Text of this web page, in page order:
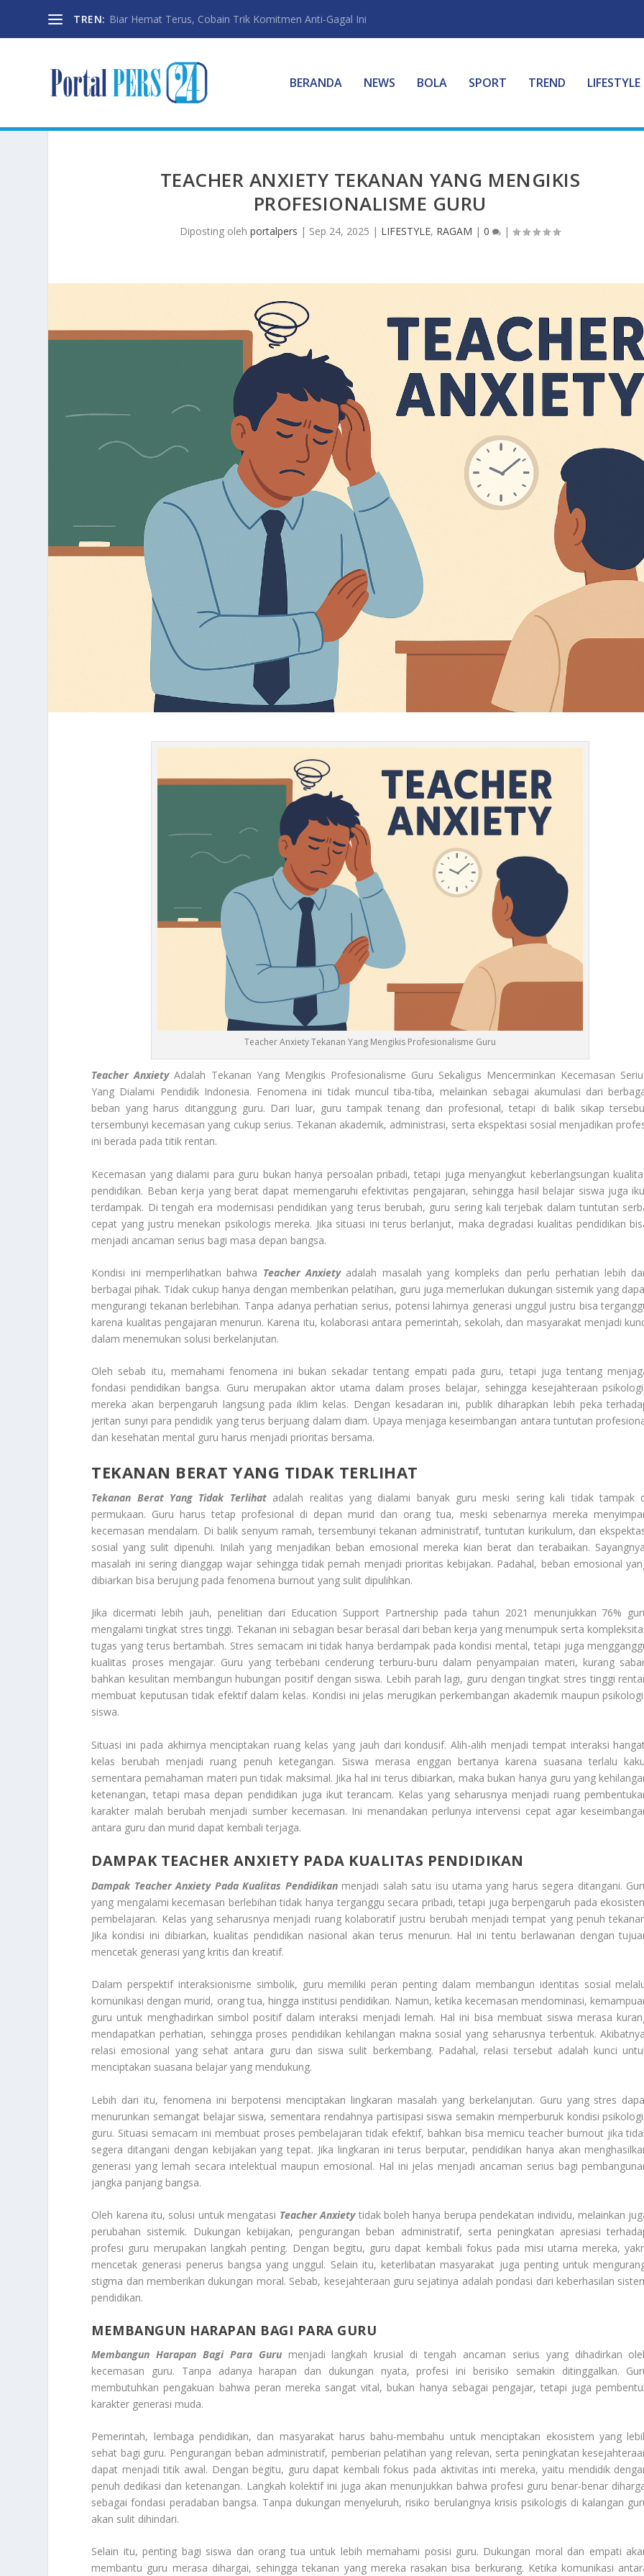
TREN: Biar Hemat Terus, Cobain Trik Komitmen Anti-Gagal Ini
BERANDA NEWS BOLA SPORT TREND LIFESTYLE
TEACHER ANXIETY TEKANAN YANG MENGIKIS
PROFESIONALISME GURU
Diposting olehportalpers | Sep 24, 2025 | LIFESTYLE, RAGAM |0 |
Teacher Anxiety Tekanan Yang Mengikis Profesionalisme Guru
Teacher Anxiety Adalah Tekanan Yang Mengikis Profesionalisme Guru Sekaligus Mencerminkan Kecemasan
Yang Dialami Pendidik Indonesia. Fenomena ini tidak muncul tiba-tiba, melainkan sebagai akumulasi dari
beban yang harus ditanggung guru. Dari luar, guru tampak tenang dan profesional, tetapi di balik sikap
tersembunyi kecemasan yang cukup serius. Tekanan akademik, administrasi, serta ekspektasi sosial menjadikan
ini berada pada titik rentan.
Kecemasan yang dialami para guru bukan hanya persoalan pribadi, tetapi juga menyangkut keberlangsungan
pendidikan. Beban kerja yang berat dapat memengaruhi efektivitas pengajaran, sehingga hasil belajar siswa juga
terdampak. Di tengah era modernisasi pendidikan yang terus berubah, guru sering kali terjebak dalam tuntutan
cepat yang justru menekan psikologis mereka. Jika situasi ini terus berlanjut, maka degradasi kualitas pendidikan
menjadi ancaman serius bagi masa depan bangsa.
Kondisi ini memperlihatkan bahwa Teacher Anxietyadalah masalah yang kompleks dan perlu perhatian lebih
berbagai pihak. Tidak cukup hanya dengan memberikan pelatihan, guru juga memerlukan dukungan sistemik yang
mengurangi tekanan berlebihan. Tanpa adanya perhatian serius, potensi lahirnya generasi unggul justru bisa
karena kualitas pengajaran menurun. Karena itu, kolaborasi antara pemerintah, sekolah, dan masyarakat menjadi
dalam menemukan solusi berkelanjutan.
Oleh sebab itu, memahami fenomena ini bukan sekadar tentang empati pada guru, tetapi juga tentang
fondasi pendidikan bangsa. Guru merupakan aktor utama dalam proses belajar, sehingga kesejahteraan
mereka akan berpengaruh langsung pada iklim kelas. Dengan kesadaran ini, publik diharapkan lebih peka
jeritan sunyi para pendidik yang terus berjuang dalam diam. Upaya menjaga keseimbangan antara tuntutan
dan kesehatan mental guru harus menjadi prioritas bersama.
TEKANAN BERAT YANG TIDAK TERLIHAT
Tekanan Berat Yang Tidak Terlihatadalah realitas yang dialami banyak guru meski sering kali tidak tampak
permukaan. Guru harus tetap profesional di depan murid dan orang tua, meski sebenarnya mereka
kecemasan mendalam. Di balik senyum ramah, tersembunyi tekanan administratif, tuntutan kurikulum, dan
sosial yang sulit dipenuhi. Inilah yang menjadikan beban emosional mereka kian berat dan terabaikan.
masalah ini sering dianggap wajar sehingga tidak pernah menjadi prioritas kebijakan. Padahal, beban emosional
dibiarkan bisa berujung pada fenomena burnout yang sulit dipulihkan.
Jika dicermati lebih jauh, penelitian dari Education Support Partnership pada tahun 2021 menunjukkan 76%
mengalami tingkat stres tinggi. Tekanan ini sebagian besar berasal dari beban kerja yang menumpuk serta
tugas yang terus bertambah. Stres semacam ini tidak hanya berdampak pada kondisi mental, tetapi juga
kualitas proses mengajar. Guru yang terbebani cenderung terburu-buru dalam penyampaian materi, kurang
bahkan kesulitan membangun hubungan positif dengan siswa. Lebih parah lagi, guru dengan tingkat stres tinggi
membuat keputusan tidak efektif dalam kelas. Kondisi ini jelas merugikan perkembangan akademik maupun
siswa.
Situasi ini pada akhirnya menciptakan ruang kelas yang jauh dari kondusif. Alih-alih menjadi tempat interaksi
kelas berubah menjadi ruang penuh ketegangan. Siswa merasa enggan bertanya karena suasana terlalu
sementara pemahaman materi pun tidak maksimal. Jika hal ini terus dibiarkan, maka bukan hanya guru yang
ketenangan, tetapi masa depan pendidikan juga ikut terancam. Kelas yang seharusnya menjadi ruang
karakter malah berubah menjadi sumber kecemasan. Ini menandakan perlunya intervensi cepat agar
antara guru dan murid dapat kembali terjaga.
DAMPAK TEACHER ANXIETY PADA KUALITAS PENDIDIKAN
Dampak Teacher Anxiety Pada Kualitas Pendidikanmenjadi salah satu isu utama yang harus segera ditangani.
yang mengalami kecemasan berlebihan tidak hanya terganggu secara pribadi, tetapi juga berpengaruh pada
pembelajaran. Kelas yang seharusnya menjadi ruang kolaboratif justru berubah menjadi tempat yang penuh
Jika kondisi ini dibiarkan, kualitas pendidikan nasional akan terus menurun. Hal ini tentu berlawanan dengan
mencetak generasi yang kritis dan kreatif.
Dalam perspektif interaksionisme simbolik, guru memiliki peran penting dalam membangun identitas sosial
komunikasi dengan murid, orang tua, hingga institusi pendidikan. Namun, ketika kecemasan mendominasi,
guru untuk menghadirkan simbol positif dalam interaksi menjadi lemah. Hal ini bisa membuat siswa merasa
mendapatkan perhatian, sehingga proses pendidikan kehilangan makna sosial yang seharusnya terbentuk.
relasi emosional yang sehat antara guru dan siswa sulit berkembang. Padahal, relasi tersebut adalah kunci
menciptakan suasana belajar yang mendukung.
Lebih dari itu, fenomena ini berpotensi menciptakan lingkaran masalah yang berkelanjutan. Guru yang stres
menurunkan semangat belajar siswa, sementara rendahnya partisipasi siswa semakin memperburuk kondisi
guru. Situasi semacam ini membuat proses pembelajaran tidak efektif, bahkan bisa memicu teacher burnout jika
segera ditangani dengan kebijakan yang tepat. Jika lingkaran ini terus berputar, pendidikan hanya akan
generasi yang lemah secara intelektual maupun emosional. Hal ini jelas menjadi ancaman serius bagi
jangka panjang bangsa.
Oleh karena itu, solusi untuk mengatasi Teacher Anxietytidak boleh hanya berupa pendekatan individu, melainkan
perubahan sistemik. Dukungan kebijakan, pengurangan beban administratif, serta peningkatan apresiasi
profesi guru merupakan langkah penting. Dengan begitu, guru dapat kembali fokus pada misi utama mereka,
mencetak generasi penerus bangsa yang unggul. Selain itu, keterlibatan masyarakat juga penting untuk
stigma dan memberikan dukungan moral. Sebab, kesejahteraan guru sejatinya adalah pondasi dari keberhasilan
pendidikan.
MEMBANGUN HARAPAN BAGI PARA GURU
Membangun Harapan Bagi Para Gurumenjadi langkah krusial di tengah ancaman serius yang dihadirkan
kecemasan guru. Tanpa adanya harapan dan dukungan nyata, profesi ini berisiko semakin ditinggalkan.
membutuhkan pengakuan bahwa peran mereka sangat vital, bukan hanya sebagai pengajar, tetapi juga
karakter generasi muda.
Pemerintah, lembaga pendidikan, dan masyarakat harus bahu-membahu untuk menciptakan ekosistem yang
sehat bagi guru. Pengurangan beban administratif, pemberian pelatihan yang relevan, serta peningkatan
dapat menjadi titik awal. Dengan begitu, guru dapat kembali fokus pada aktivitas inti mereka, yaitu mendidik
penuh dedikasi dan ketenangan. Langkah kolektif ini juga akan menunjukkan bahwa profesi guru benar-benar
sebagai fondasi peradaban bangsa. Tanpa dukungan menyeluruh, risiko berulangnya krisis psikologis di kalangan
akan sulit dihindari.
Selain itu, penting bagi siswa dan orang tua untuk lebih memahami posisi guru. Dukungan moral dan empati
membantu guru merasa dihargai, sehingga tekanan yang mereka rasakan bisa berkurang. Ketika komunikasi